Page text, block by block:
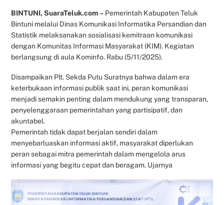
BINTUNI, SuaraTeluk.com – Pemerintah Kabupaten Teluk
Bintuni melalui Dinas Komunikasi Informatika Persandian dan
Statistik melaksanakan sosialisasi kemitraan komunikasi
dengan Komunitas Informasi Masyarakat (KIM). Kegiatan
berlangsung di aula Kominfo. Rabu (5/11/2025).
Disampaikan Plt. Sekda Putu Suratnya bahwa dalam era
keterbukaan informasi publik saat ini, peran komunikasi
menjadi semakin penting dalam mendukung yang transparan,
penyelenggaraan pemerintahan yang partisipatif, dan
akuntabel.
Pemerintah tidak dapat berjalan sendiri dalam
menyebarluaskan informasi aktif, masyarakat diperlukan
peran sebagai mitra pemerintah dalam mengelola arus
informasi yang begitu cepat dan beragam. Ujarnya